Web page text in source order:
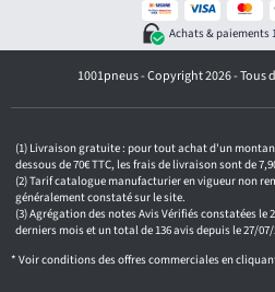
e
m
a
Achats & paiements
1001pneus - Copyright 2026 - Tous
Livraison gratuite : pour tout achat d'un
dessous de 70€ TTC, les frais de livraison sont de
Tarif catalogue manufacturier en vigueur non
généralement constaté sur le site.
Agrégation des notes Avis Vérifiés constatées le
derniers mois et un total de 136 avis depuis le 27/
* Voir conditions des offres commerciales en